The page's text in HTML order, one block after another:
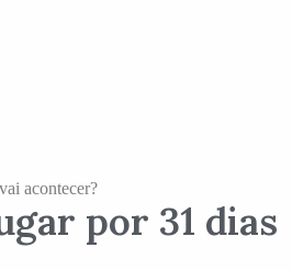
acontecer?
por 31 dias